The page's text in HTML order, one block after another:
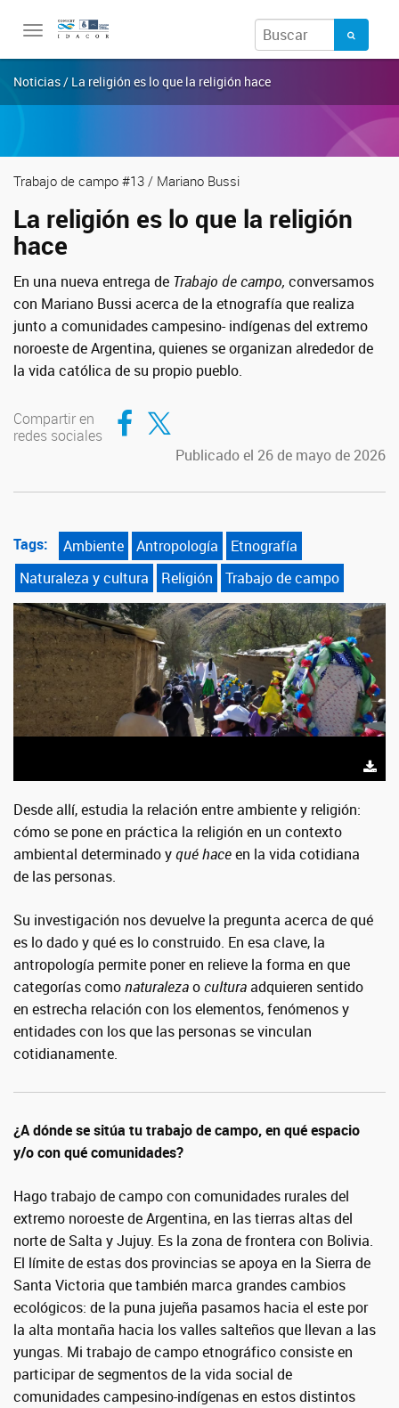
Toggle
Noticias / La religión es lo que la religión hace
Trabajo de campo #13 / Mariano Bussi
La religión es lo que la religión
hace
En una nueva entrega de Trabajo de campo, conversamos
con Mariano Bussi acerca de la etnografía que realiza
junto a comunidades campesino- indígenas del extremo
noroeste de Argentina, quienes se organizan alrededor de
la vida católica de su propio pueblo.
Compartir en
redes sociales
Compartir en Facebook
Compartir en Twitter
Publicado el 26 de mayo de 2026
Tags: Ambiente Antropología
Etnografía
Naturaleza y cultura
Religión Trabajo de campo
Desde allí, estudia la relación entre ambiente y religión:
cómo se pone en práctica la religión en un contexto
ambiental determinado yqué haceen la vida cotidiana
de las personas.
Su investigación nos devuelve la pregunta acerca de qué
es lo dado y qué es lo construido. En esa clave, la
antropología permite poner en relieve la forma en que
categorías comonaturalezaoculturaadquieren sentido
en estrecha relación con los elementos, fenómenos y
entidades con los que las personas se vinculan
cotidianamente.
¿A dónde se sitúa tu trabajo de campo, en qué espacio
y/o con qué comunidades?
Hago trabajo de campo con comunidades rurales del
extremo noroeste de Argentina, en las tierras altas del
norte de Salta y Jujuy. Es la zona de frontera con Bolivia.
El límite de estas dos provincias se apoya en la Sierra de
Santa Victoria que también marca grandes cambios
ecológicos: de la puna jujeña pasamos hacia el este por
la alta montaña hacia los valles salteños que llevan a las
yungas. Mi trabajo de campo etnográfico consiste en
participar de segmentos de la vida social de
comunidades campesino-indígenas en estos distintos